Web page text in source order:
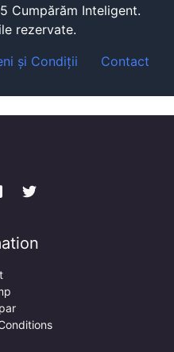
Cumpărăm Inteligent.
rezervate.
și Condiții Contact